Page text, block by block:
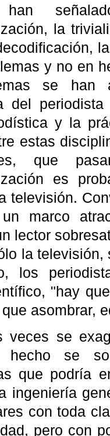
la
y no en
se
del
y la
estas
que
es
televisión.
marco
lector
la
los
"hay
asombrar,
veces se
se
que podría
ingeniería
con toda
pero con